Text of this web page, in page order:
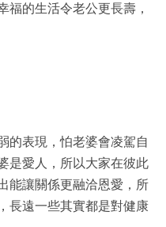
福的生活令老公更長壽，
的表現，怕老婆會凌駕自
是愛人，所以大家在彼此
能讓關係更融洽恩愛，所
長遠一些其實都是對健康